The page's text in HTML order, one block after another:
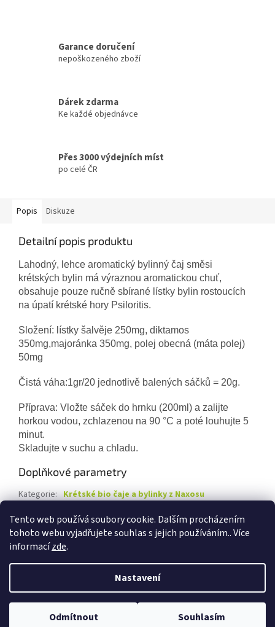
Tento web používá soubory cookie. Dalším procházením
tohoto webu vyjadřujete souhlas s jejich používáním.. Více
informacízde.
Nastavení
Odmítnout Souhlasím
Garance doručení
nepoškozeného zboží
Dárek zdarma
Ke každé objednávce
Přes 3000 výdejních míst
po celé ČR
Popis Diskuze
Detailní popis produktu
Lahodný, lehce aromatický bylinný čaj směsi
krétských bylin má výraznou aromatickou chuť,
obsahuje pouze ručně sbírané lístky bylin rostoucích
na úpatí krétské hory Psiloritis.
Složení: lístky šalvěje 250mg, diktamos
350mg,majoránka 350mg, polej obecná (máta polej)
50mg
Čistá váha:1gr/20 jednotlivě balených sáčků = 20g.
Příprava: Vložte sáček do hrnku (200ml) a zalijte
horkou vodou, zchlazenou na 90 °C a poté louhujte 5
minut.
Skladujte v suchu a chladu.
Doplňkové parametry
Kategorie: Krétské bio čaje a bylinky z Naxosu
Copyright 2026Marksman - dovozce kvalitních potravin a
kosmetiky
. Všechna práva vyhrazena.